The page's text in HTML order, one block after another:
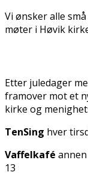
Vi ønsker alle
møter i Høvik
Etter juledager
framover mot et
kirke og
TenSing hver
Vaffelkafé
13